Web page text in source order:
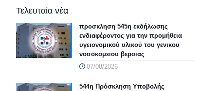
Τελευταία νέα
προσκληση 545η εκδήλωσης
ενδιαφέροντος για την προμήθεια
υγειονομικού υλικού του γενικου
νοσοκομειου βεροιας
07/08/2026
544η Πρόσκληση Υποβολής